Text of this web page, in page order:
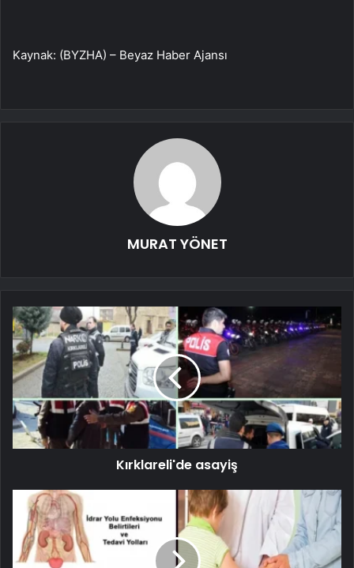
Kaynak: (BYZHA) – Beyaz Haber Ajansı
MURAT YÖNET
Kırklareli'de asayiş